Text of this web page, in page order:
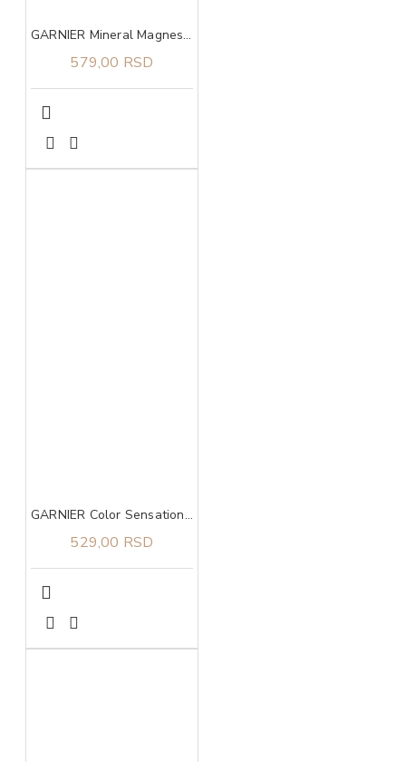
GARNIER Mineral Magnesium Ultra dry roll on dezodorans 50ml
579,00 RSD
GARNIER Color Sensation boja za kosu 7.0 Delicate opal blond
529,00 RSD